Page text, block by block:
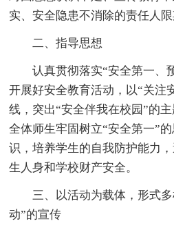
实、安全隐患不消除的责任人限
二、指导思想
认真贯彻落实“安全第一、
开展好安全教育活动，以“关注
线，突出“安全伴我在校园”的
全体师生牢固树立“安全第一”
识，培养学生的自我防护能力
生人身和学校财产安全。
三、以活动为载体，形式
动”的宣传